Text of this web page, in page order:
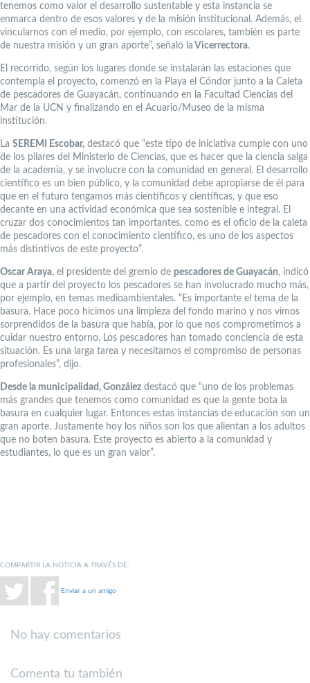
tenemos como valor el desarrollo sustentable y esta instancia se
enmarca dentro de esos valores y de la misión institucional. Además, el
vincularnos con el medio, por ejemplo, con escolares, también es parte
de nuestra misión y un gran aporte”, señaló la Vicerrectora.
El recorrido, según los lugares donde se instalarán las estaciones que
contempla el proyecto, comenzó en la Playa el Cóndor junto a la Caleta
de pescadores de Guayacán, continuando en la Facultad Ciencias del
Mar de la UCN y finalizando en el Acuario/Museo de la misma
institución.
La SEREMI Escobar, destacó que “este tipo de iniciativa cumple con uno
de los pilares del Ministerio de Ciencias, que es hacer que la ciencia salga
de la academia, y se involucre con la comunidad en general. El desarrollo
científico es un bien público, y la comunidad debe apropiarse de él para
que en el futuro tengamos más científicos y científicas, y que eso
decante en una actividad económica que sea sostenible e integral. El
cruzar dos conocimientos tan importantes, como es el oficio de la caleta
de pescadores con el conocimiento científico, es uno de los aspectos
más distintivos de este proyecto”.
Oscar Araya, el presidente del gremio de pescadores de Guayacán, indicó
que a partir del proyecto los pescadores se han involucrado mucho más,
por ejemplo, en temas medioambientales. “Es importante el tema de la
basura. Hace poco hicimos una limpieza del fondo marino y nos vimos
sorprendidos de la basura que había, por lo que nos comprometimos a
cuidar nuestro entorno. Los pescadores han tomado conciencia de esta
situación. Es una larga tarea y necesitamos el compromiso de personas
profesionales”, dijo.
Desde la municipalidad, González destacó que “uno de los problemas
más grandes que tenemos como comunidad es que la gente bota la
basura en cualquier lugar. Entonces estas instancias de educación son un
gran aporte. Justamente hoy los niños son los que alientan a los adultos
que no boten basura. Este proyecto es abierto a la comunidad y
estudiantes, lo que es un gran valor”.
COMPARTIR LA NOTICIA A TRAVÉS DE:
Enviar a un amigo
No hay comentarios
Comenta tu también